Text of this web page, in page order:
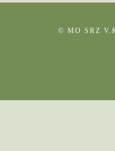
© MO SRZ